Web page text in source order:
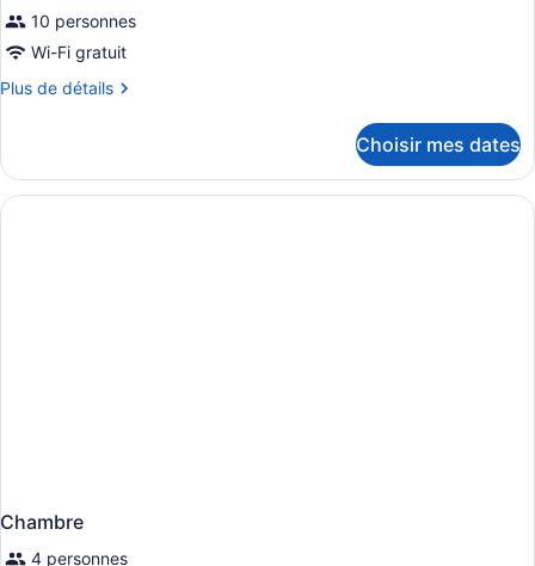
10 personnes
Wi-Fi gratuit
Plus de détails
Plus
Chambre
Choisir mes dates
Chambre
4 personnes